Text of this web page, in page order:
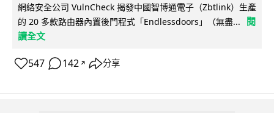
網絡安全公司 VulnCheck 揭發中國智博通電子（Zbtlink）生產
的 20 多款路由器內置後門程式「Endlessdoors」（無盡...
閱
讀全文
547 142 ↗ 分享